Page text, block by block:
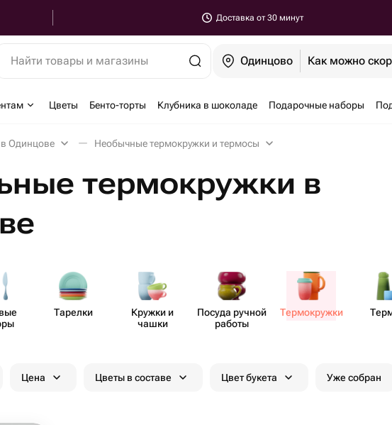
Доставка от 30 минут
Найти товары и магазины Одинцово Как можно
Цветы Бенто-торты Клубника в шоколаде Подарочные наборы
Одинцове Необычные термокружки и термосы
термокружки в
Тарелки
Кружки и
чашки
Посуда ручной
работы
Термо​кружки
Цена Цветы в составе Цвет букета Уже собран